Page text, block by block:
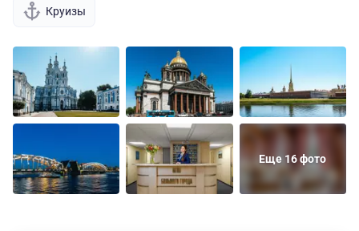
Круизы
Еще 16 фото